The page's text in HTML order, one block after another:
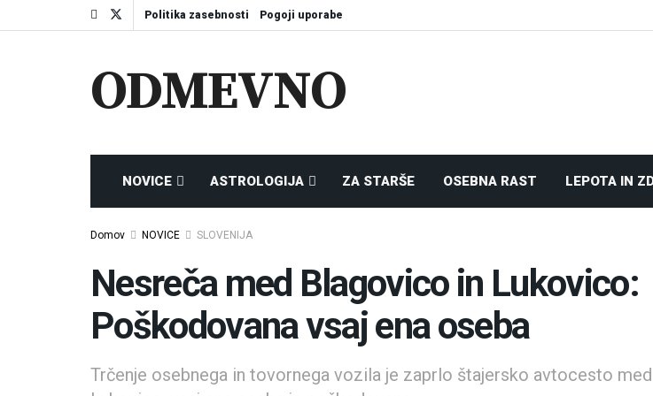
Politika zasebnosti Pogoji uporabe
ODMEVNO
NOVICE ASTROLOGIJA ZA STARŠE OSEBNA RAST LEPOTA IN
Domov NOVICE SLOVENIJA
Nesreča med Blagovico in Lukovico:
Poškodovana vsaj ena oseba
Trčenje osebnega in tovornega vozila je zaprlo štajersko avtocesto